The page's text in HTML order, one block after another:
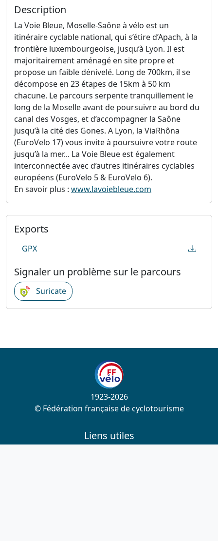
Description
La Voie Bleue, Moselle-Saône à vélo est un
itinéraire cyclable national, qui s’étire d’Apach, à la
frontière luxembourgeoise, jusqu’à Lyon. Il est
majoritairement aménagé en site propre et
propose un faible dénivelé. Long de 700km, il se
décompose en 23 étapes de 15km à 50 km
chacune. Le parcours serpente tranquillement le
long de la Moselle avant de poursuivre au bord du
canal des Vosges, et d’accompagner la Saône
jusqu’à la cité des Gones. A Lyon, la ViaRhôna
(EuroVelo 17) vous invite à poursuivre votre route
jusqu’à la mer... La Voie Bleue est également
interconnectée avec d’autres itinéraires cyclables
européens (EuroVelo 5 & EuroVelo 6).
En savoir plus : www.lavoiebleue.com
Exports
GPX
Signaler un problème sur le parcours
Suricate
1923-2026
© Fédération française de cyclotourisme
Liens utiles